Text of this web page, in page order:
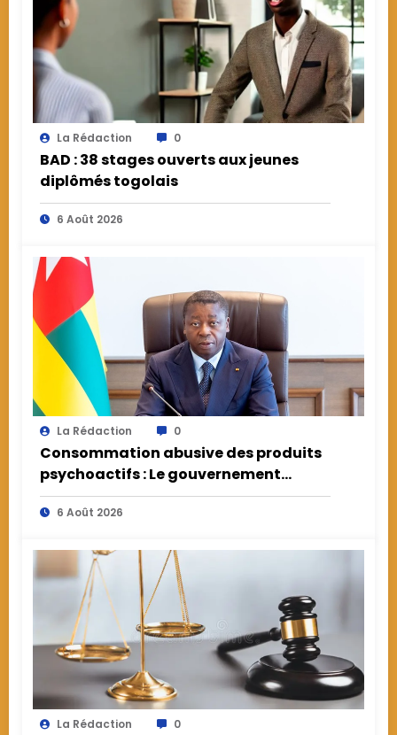
La Rédaction 0
BAD : 38 stages ouverts aux jeunes
diplômés togolais
6 Août 2026
La Rédaction 0
Consommation abusive des produits
psychoactifs : Le gouvernement
appelle à la responsabilité face à une
menace de santé publique
6 Août 2026
La Rédaction 0